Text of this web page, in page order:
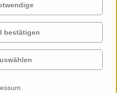
Auftraggeber
Projekte
Kontakt
bestätigen